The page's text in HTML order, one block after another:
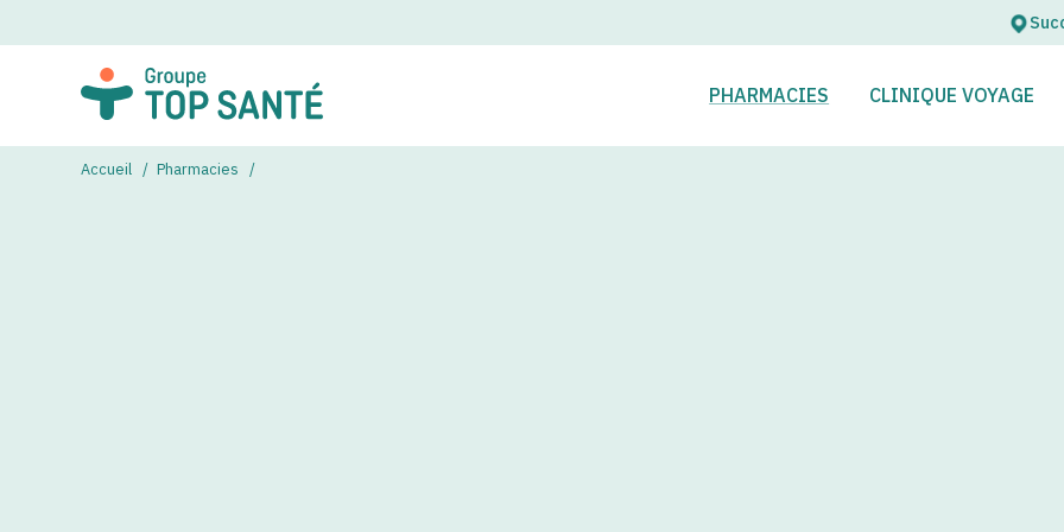
OUVRIR
FERMER
PHARMACIES OUVRIR
FERMER
CLINIQUE VOYAGE
Accueil Pharmacies